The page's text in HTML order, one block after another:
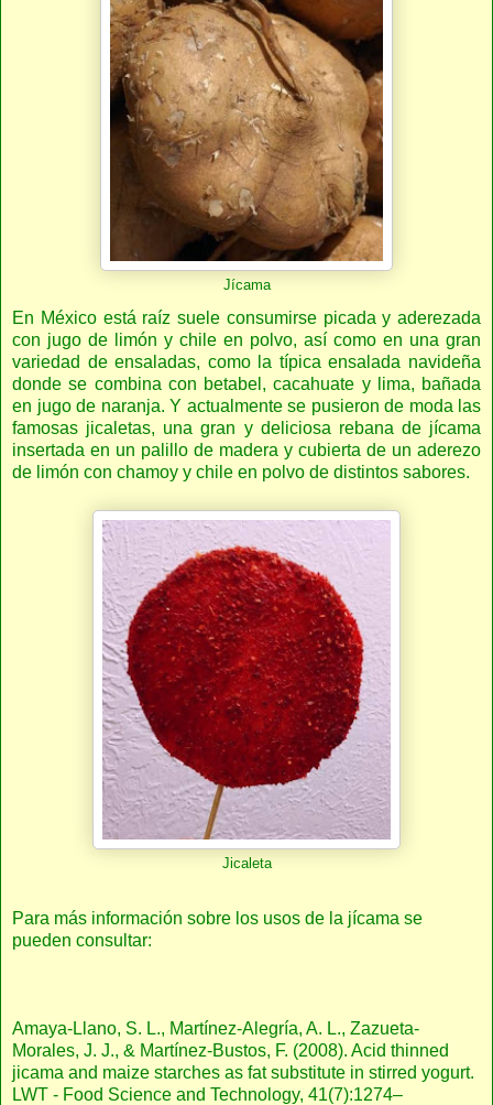
Jícama
En México está raíz suele consumirse picada y aderezada
con jugo de limón y chile en polvo, así como en una gran
variedad de ensaladas, como la típica ensalada navideña
donde se combina con betabel, cacahuate y lima, bañada
en jugo de naranja. Y actualmente se pusieron de moda las
famosas jicaletas, una gran y deliciosa rebana de jícama
insertada en un palillo de madera y cubierta de un aderezo
de limón con chamoy y chile en polvo de distintos sabores.
Jicaleta
Para más información sobre los usos de la jícama se
pueden consultar:
Amaya-Llano, S. L., Martínez-Alegría, A. L., Zazueta-
Morales, J. J., & Martínez-Bustos, F. (2008). Acid thinned
jicama and maize starches as fat substitute in stirred yogurt.
LWT - Food Science and Technology, 41(7):1274–